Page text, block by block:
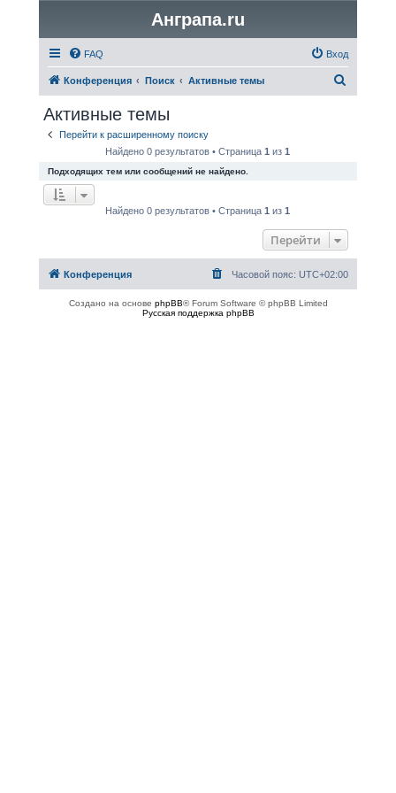
Анграпа.ru
FAQ Вход
Конференция Поиск Активные темы
Активные темы
Перейти к расширенному поиску
Найдено 0 результатов • Страница1 из1
Подходящих тем или сообщений не найдено.
Найдено 0 результатов • Страница1 из1
Перейти
Конференция Часовой пояс: UTC+02:00
Создано на основе phpBB® Forum Software © phpBB Limited
Русская поддержка phpBB